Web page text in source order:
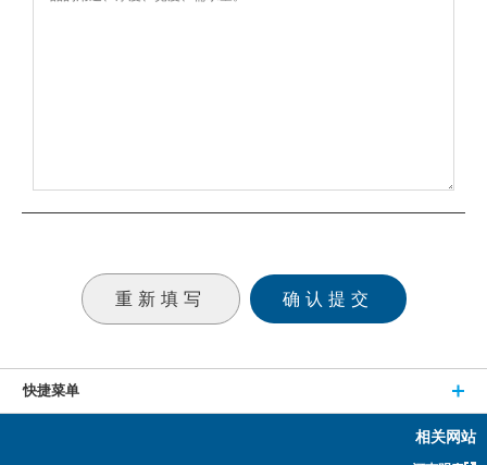
快捷菜单
相关网站